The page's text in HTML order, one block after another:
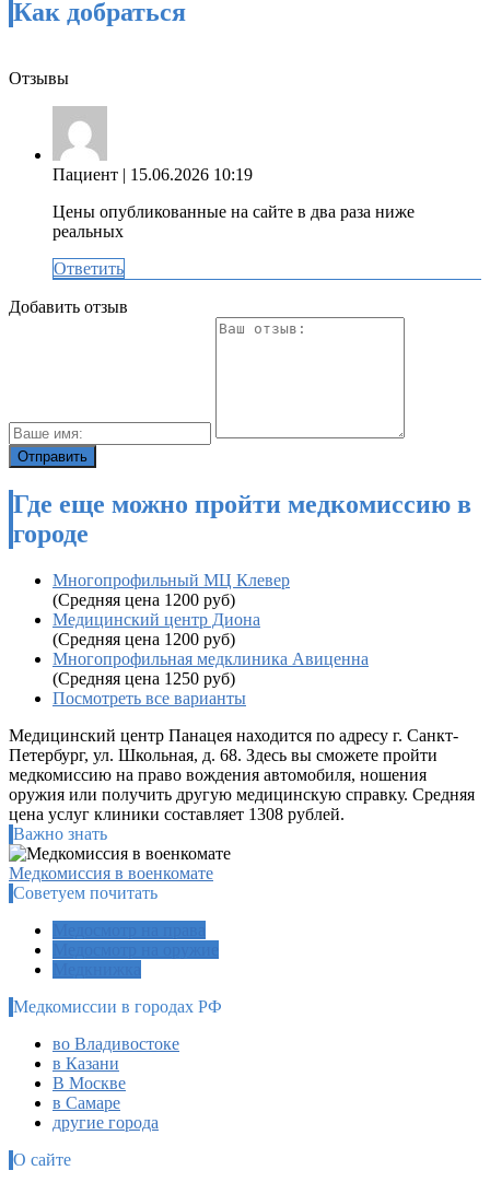
Как добраться
Отзывы
Пациент | 15.06.2026 10:19
Цены опубликованные на сайте в два раза ниже
реальных
Ответить
Добавить отзыв
Где еще можно пройти медкомиссию в
городе
Многопрофильный МЦ Клевер
(Средняя цена 1200 руб)
Медицинский центр Диона
(Средняя цена 1200 руб)
Многопрофильная медклиника Авиценна
(Средняя цена 1250 руб)
Посмотреть все варианты
Медицинский центр Панацея находится по адресу г. Санкт-
Петербург, ул. Школьная, д. 68. Здесь вы сможете пройти
медкомиссию на право вождения автомобиля, ношения
оружия или получить другую медицинскую справку. Средняя
цена услуг клиники составляет 1308 рублей.
Важно знать
Медкомиссия в военкомате
Советуем почитать
Медкомиссии в городах РФ
во Владивостоке
в Казани
В Москве
в Самаре
другие города
О сайте